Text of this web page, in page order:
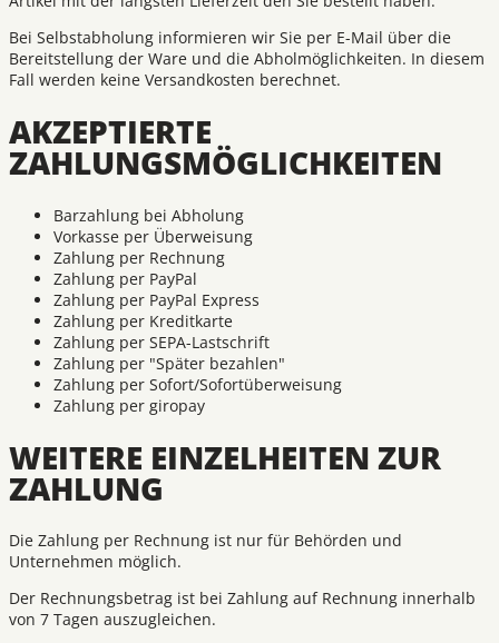
Bei Selbstabholung informieren wir Sie per E-Mail über die
Bereitstellung der Ware und die Abholmöglichkeiten. In diesem
Fall werden keine Versandkosten berechnet.
AKZEPTIERTE
ZAHLUNGSMÖGLICHKEITEN
Barzahlung bei Abholung
Vorkasse per Überweisung
Zahlung per Rechnung
Zahlung per PayPal
Zahlung per PayPal Express
Zahlung per Kreditkarte
Zahlung per SEPA-Lastschrift
Zahlung per "Später bezahlen"
Zahlung per Sofort/Sofortüberweisung
Zahlung per giropay
WEITERE EINZELHEITEN ZUR
ZAHLUNG
Die Zahlung per Rechnung ist nur für Behörden und
Unternehmen möglich.
Der Rechnungsbetrag ist bei Zahlung auf Rechnung innerhalb
von 7 Tagen auszugleichen.